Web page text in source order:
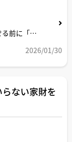
前に「不
2026/01/30
ない家財を